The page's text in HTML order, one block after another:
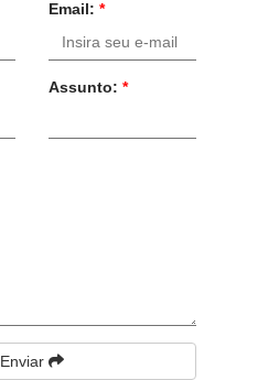
Email: *
Assunto: *
Enviar